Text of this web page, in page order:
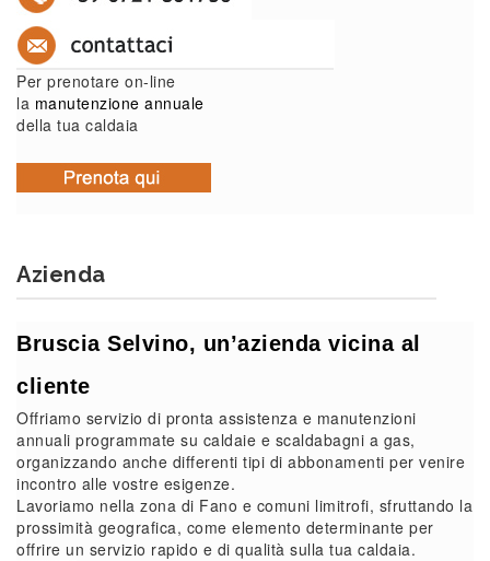
Per prenotare on-line
la manutenzione annuale
della tua caldaia
Azienda
Bruscia Selvino, un’azienda vicina al
cliente
Offriamo servizio di pronta assistenza e manutenzioni
annuali programmate su caldaie e scaldabagni a gas,
organizzando anche differenti tipi di abbonamenti per venire
incontro alle vostre esigenze.
Lavoriamo nella zona di Fano e comuni limitrofi, sfruttando la
prossimità geografica, come elemento determinante per
offrire un servizio rapido e di qualità sulla tua caldaia.